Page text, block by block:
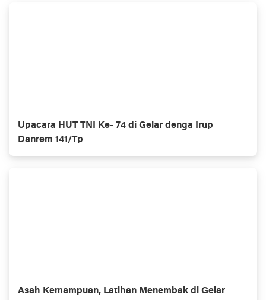
Upacara HUT TNI Ke- 74 di Gelar denga Irup
Danrem 141/Tp
Asah Kemampuan, Latihan Menembak di Gelar